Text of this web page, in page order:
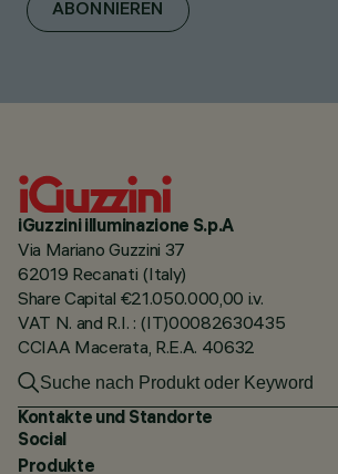
ABONNIEREN
iGuzzini illuminazione S.p.A
Via Mariano Guzzini 37
62019 Recanati (Italy)
Share Capital €21.050.000,00 i.v.
VAT N. and R.I. : (IT)00082630435
CCIAA Macerata, R.E.A. 40632
Kontakte und Standorte
Social
Produkte